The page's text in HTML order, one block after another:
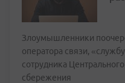
Злоумышленники
оператора связи,
сотрудника
сбережения